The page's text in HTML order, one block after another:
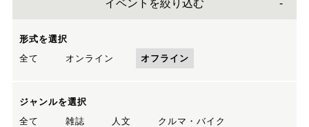
イベントを絞り込む
形式を選択
全て
オンライン オフライン
ジャンルを選択
全て
雑誌 人文
クルマ・バイク